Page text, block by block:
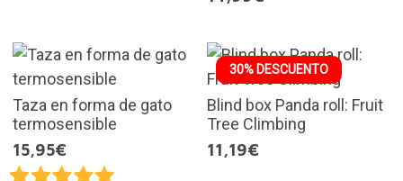
Taza en forma de gato
termosensible
15,95€
30% DESCUENTO
Blind box Panda roll: Fruit
Tree Climbing
11,19€